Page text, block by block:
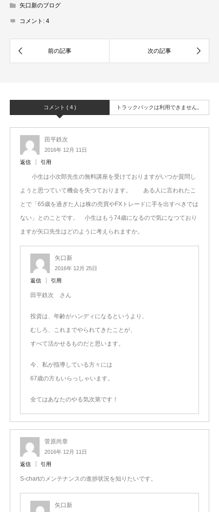
矢口新のブログ
コメント: 4
コメント ( 4 ) トラックバックは利用できません。
田平鉄次
2016年 12月 11日
返信 引用
小生は小次郎先生の無料講座を受けておりますがいつか質問し
ようと思つていて機会を失つております。 ある人に言われたこ
とで「65歳を過ぎた人は株の売買やFXトレードに手を出すべきでは
ない」とのことです。 小生はもう74歳になるので気になつており
ますが矢口先生はどのように考えられますか。
矢口新
2016年 12月 25日
返信 引用
田平鉄次 さん
投資は、年齢がハンディになるというより、
むしろ、これまでやられてきたことが、
すべて活かせるものだと思います。
今、私が指導している方々には
67歳の方もいらっしゃいます。
全てはあなたのやる気次第です！
菅原尚章
2016年 12月 11日
返信 引用
S-chartのメンテナンスの進捗状況を知りたいです。
矢口新